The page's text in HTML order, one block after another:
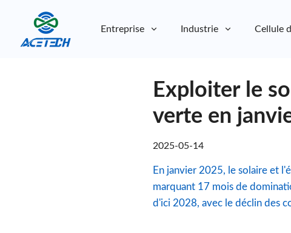
Entreprise Industrie Cellule
Exploiter le
verte en
2025-05-14
En janvier 2025, le solaire et
marquant 17 mois de
d'ici 2028, avec le déclin des